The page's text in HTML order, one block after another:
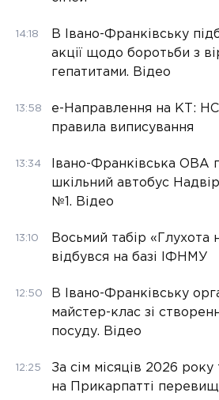
14:18
В Івано-Франківську
акції щодо боротьби з
гепатитами. Відео
13:58
е-Направлення на КТ:
правила виписування
13:34
Івано-Франківська ОВА
шкільний автобус
№1. Відео
13:10
Восьмий табір «Глухота
відбувся на базі ІФНМУ
12:50
В Івано-Франківську
майстер-клас зі
посуду. Відео
12:25
За сім місяців 2026 року
на Прикарпатті